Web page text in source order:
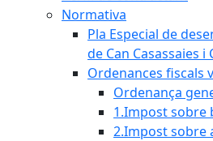
Normativa
Pla Especial de
de Can Casassaies i
Ordenances fiscals
Ordenança
1.Impost sobre
2.Impost sobre